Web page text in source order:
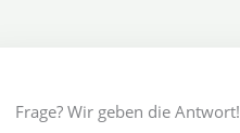
Frage? Wir geben die Antwort!